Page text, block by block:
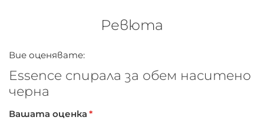
Ревюта
Вие оценявате:
Essence спирала за обем наситено
черна
Вашата оценка